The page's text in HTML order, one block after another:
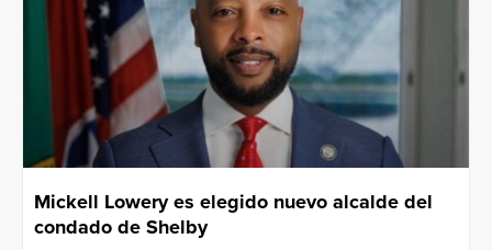
Mickell Lowery es elegido nuevo alcalde del
condado de Shelby